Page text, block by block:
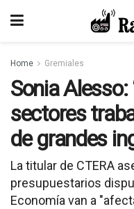
Home Gremiales
Sonia Alesso:
sectores
de grandes
La titular de CTERA
presupuestarios
Economía van a